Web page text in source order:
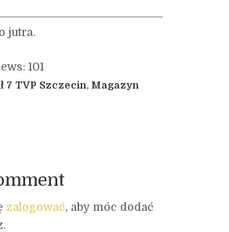
jutra.
101
7 TVP Szczecin, Magazyn
zalogować, aby móc dodać